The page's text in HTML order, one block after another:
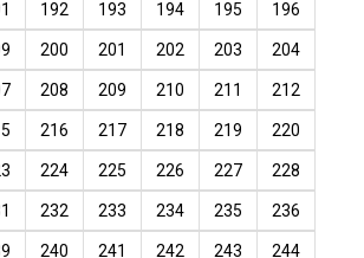
192 193 194 195 196
200 201 202 203 204
208 209 210 211 212
216 217 218 219 220
224 225 226 227 228
232 233 234 235 236
240 241 242 243 244